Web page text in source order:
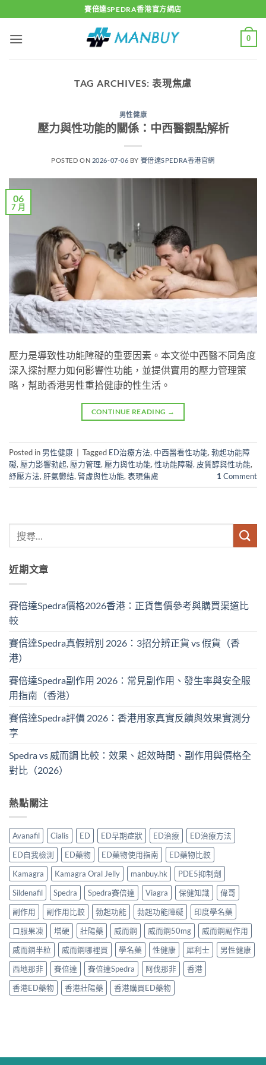
to
content
賽倍達SPEDRA香港官方網店
0
TAG ARCHIVES: 表現焦慮
男性健康
壓力與性功能的關係：中西醫觀點解析
POSTED ON 2026-07-06 BY 賽倍達SPEDRA香港官網
06
7 月
壓力是導致性功能障礙的重要因素。本文從中西醫不同角度
深入探討壓力如何影響性功能，並提供實用的壓力管理策
略，幫助香港男性重拾健康的性生活。
CONTINUE READING →
Posted in 男性健康 Tagged ED治療方法, 中西醫看性功能,勃起功能障
礙, 壓力影響勃起, 壓力管理, 壓力與性功能,性功能障礙, 皮質醇與性功能,
紓壓方法, 肝氣鬱結, 腎虛與性功能,表現焦慮 1 Comment
近期文章
賽倍達Spedra價格2026香港：正貨售價參考與購買渠道比
較
賽倍達Spedra真假辨別 2026：3招分辨正貨 vs 假貨（香
港）
賽倍達Spedra副作用 2026：常見副作用、發生率與安全服
用指南（香港）
賽倍達Spedra評價 2026：香港用家真實反饋與效果實測分
享
Spedra vs 威而鋼 比較：效果、起效時間、副作用與價格全
對比（2026）
熱點關注
Avanafil Cialis ED ED早期症狀 ED治療
ED治療方法
ED自我檢測
ED藥物 ED藥物使用指南
ED藥物比較
Kamagra
Kamagra Oral Jelly manbuy.hk
PDE5抑制劑
Sildenafil
Spedra Spedra賽倍達 Viagra 保健知識
偉哥
副作用
副作用比較 勃起功能 勃起功能障礙
印度學名藥
口服果凍
增硬 壯陽藥 威而鋼 威而鋼50mg
威而鋼副作用
威而鋼半粒
威而鋼哪裡買 學名藥 性健康 犀利士
男性健康
西地那非
賽倍達 賽倍達Spedra 阿伐那非
香港
香港ED藥物
香港壯陽藥 香港購買ED藥物